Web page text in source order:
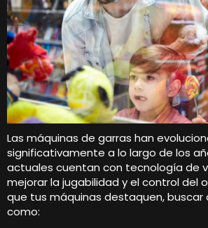
Las máquinas de garras han
significativamente a lo largo de los
actuales cuentan con tecnología de
mejorar la jugabilidad y el control del
que tus máquinas destaquen,
como: